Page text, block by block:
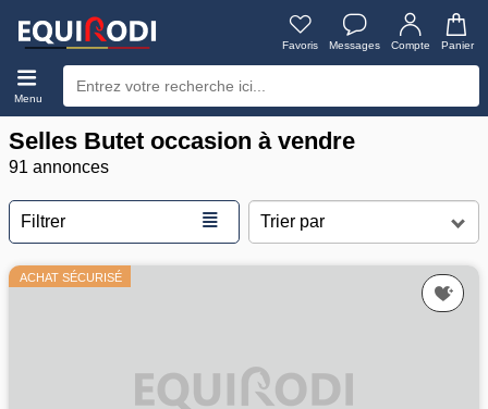
Favoris Messages Compte Panier
Menu
Selles Butet occasion à vendre
91 annonces
Filtrer ≣
ACHAT SÉCURISÉ